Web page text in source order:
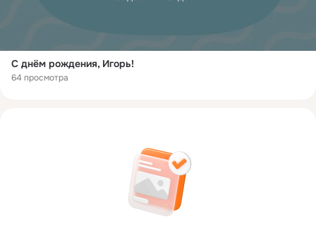
С днём рождения, Игорь!
64 просмотра